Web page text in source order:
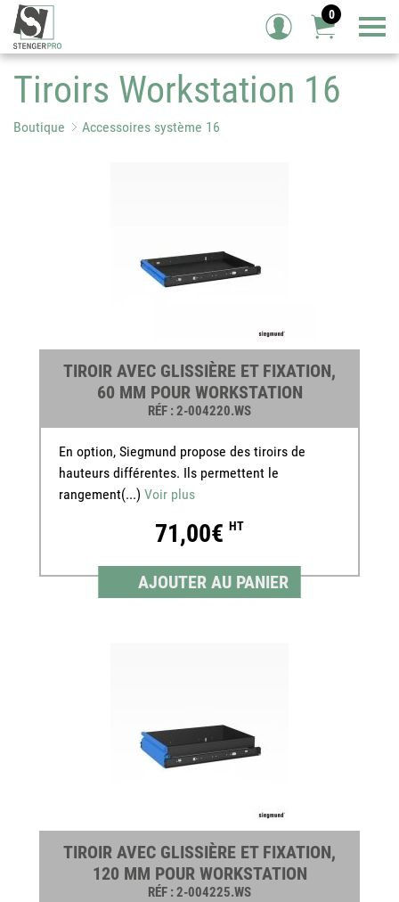
0
Tiroirs Workstation 16
Boutique Accessoires système 16
TIROIR AVEC GLISSIÈRE ET FIXATION,
60 MM POUR WORKSTATION
RÉF : 2-004220.WS
En option, Siegmund propose des tiroirs de
hauteurs différentes. Ils permettent le
rangement(...) Voir plus
71,00€ HT
AJOUTER AU PANIER
TIROIR AVEC GLISSIÈRE ET FIXATION,
120 MM POUR WORKSTATION
RÉF : 2-004225.WS